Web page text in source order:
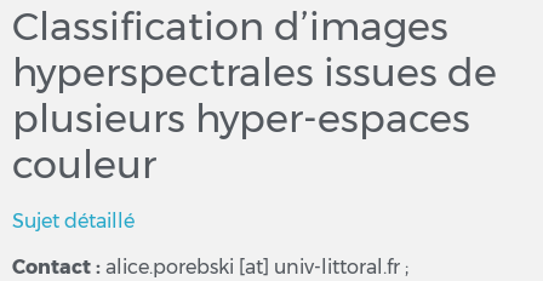
Classification d’images
hyperspectrales issues de
plusieurs hyper-espaces
couleur
Sujet détaillé
Contact : alice.porebski [at] univ-littoral.fr ;